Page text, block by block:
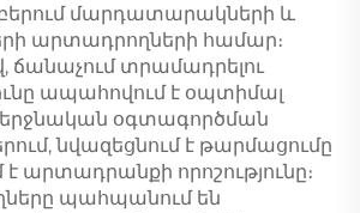
բերում մարդատարակների և
արտադրողների համար։
ճանաչում տրամադրելու
ապահովում է օպտիմալ
օգտագործման
նվազեցնում է թարմացումը
արտադրանքի որոշությունը։
պահպանում են